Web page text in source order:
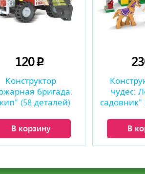
120p
Конструктор
бригада:
(58 деталей)
В корзину
чудес:
садовник"
В